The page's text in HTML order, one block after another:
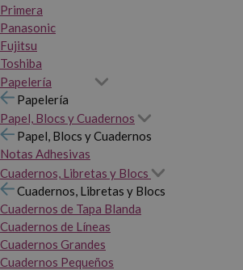
Primera
Panasonic
Fujitsu
Toshiba
Papelería
Papelería
Papel, Blocs y Cuadernos
Papel, Blocs y Cuadernos
Notas Adhesivas
Cuadernos, Libretas y Blocs
Cuadernos, Libretas y Blocs
Cuadernos de Tapa Blanda
Cuadernos de Líneas
Cuadernos Grandes
Cuadernos Pequeños